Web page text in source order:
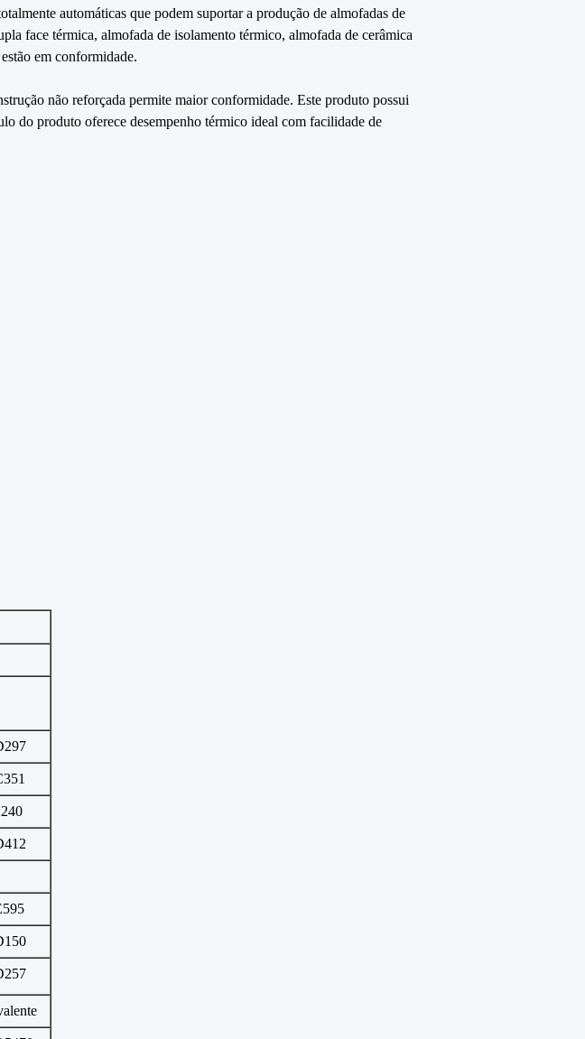
automáticas que podem suportar a produção de almofadas de
face térmica, almofada de isolamento térmico, almofada de cerâmica
em conformidade.
não reforçada permite maior conformidade. Este produto possui
do produto oferece desempenho térmico ideal com facilidade de